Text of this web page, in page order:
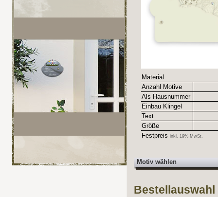
Material
Anzahl Motive
Als Hausnummer
Einbau Klingel
Text
Größe
Festpreis inkl. 19% MwSt.
Motiv wählen
Bestellauswahl